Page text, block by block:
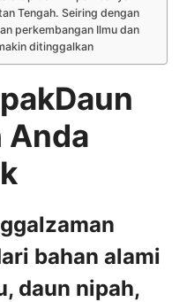
Tengah. Seiring dengan
perkembangan Ilmu dan
ditinggalkan
Anda
bahan alami
daun nipah,